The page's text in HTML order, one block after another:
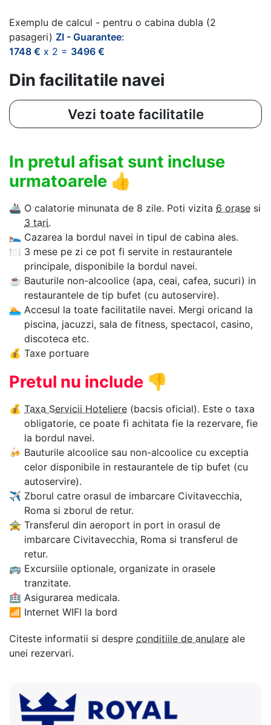
Exemplu de calcul - pentru o cabina dubla (2
pasageri) ZI - Guarantee:
1748 € x 2 = 3496 €
Din facilitatile navei
Vezi toate facilitatile
In pretul afisat sunt incluse
urmatoarele 👍
🚢 O calatorie minunata de 8 zile. Poti vizita 6 orase si
3 tari.
🛌 Cazarea la bordul navei in tipul de cabina ales.
🍽 3 mese pe zi ce pot fi servite in restaurantele
principale, disponibile la bordul navei.
☕ Bauturile non-alcoolice (apa, ceai, cafea, sucuri) in
restaurantele de tip bufet (cu autoservire).
🏊‍ Accesul la toate facilitatile navei. Mergi oricand la
piscina, jacuzzi, sala de fitness, spectacol, casino,
discoteca etc.
💰 Taxe portuare
Pretul nu include 👎
💰 Taxa Servicii Hoteliere (bacsis oficial). Este o taxa
obligatorie, ce poate fi achitata fie la rezervare, fie
la bordul navei.
🍻 Bauturile alcoolice sau non-alcoolice cu exceptia
celor disponibile in restaurantele de tip bufet (cu
autoservire).
✈ Zborul catre orasul de imbarcare Civitavecchia,
Roma si zborul de retur.
🚖 Transferul din aeroport in port in orasul de
imbarcare Civitavecchia, Roma si transferul de
retur.
🚌 Excursiile optionale, organizate in orasele
tranzitate.
🏥 Asigurarea medicala.
📶 Internet WIFI la bord
Citeste informatii si despre conditiile de anulare ale
unei rezervari.